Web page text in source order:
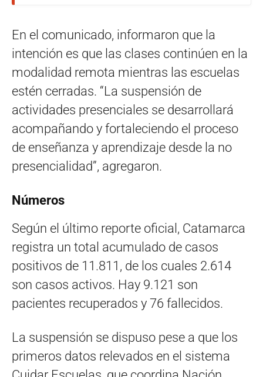
En el comunicado, informaron que la
intención es que las clases continúen en la
modalidad remota mientras las escuelas
estén cerradas. “La suspensión de
actividades presenciales se desarrollará
acompañando y fortaleciendo el proceso
de enseñanza y aprendizaje desde la no
presencialidad”, agregaron.
Números
Según el último reporte oficial, Catamarca
registra un total acumulado de casos
positivos de 11.811, de los cuales 2.614
son casos activos. Hay 9.121 son
pacientes recuperados y 76 fallecidos.
La suspensión se dispuso pese a que los
primeros datos relevados en el sistema